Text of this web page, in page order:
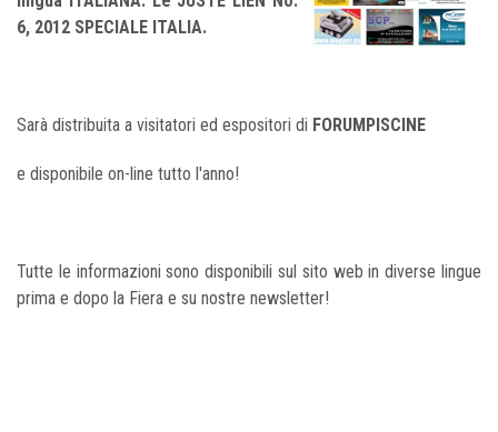
6, 2012 SPECIALE ITALIA.
Sarà distribuita a visitatori ed espositori di FORUMPISCINE
e disponibile on-line tutto l'anno!
Tutte le informazioni sono disponibili sul sito web in diverse lingue
prima e dopo la Fiera e su nostre newsletter!